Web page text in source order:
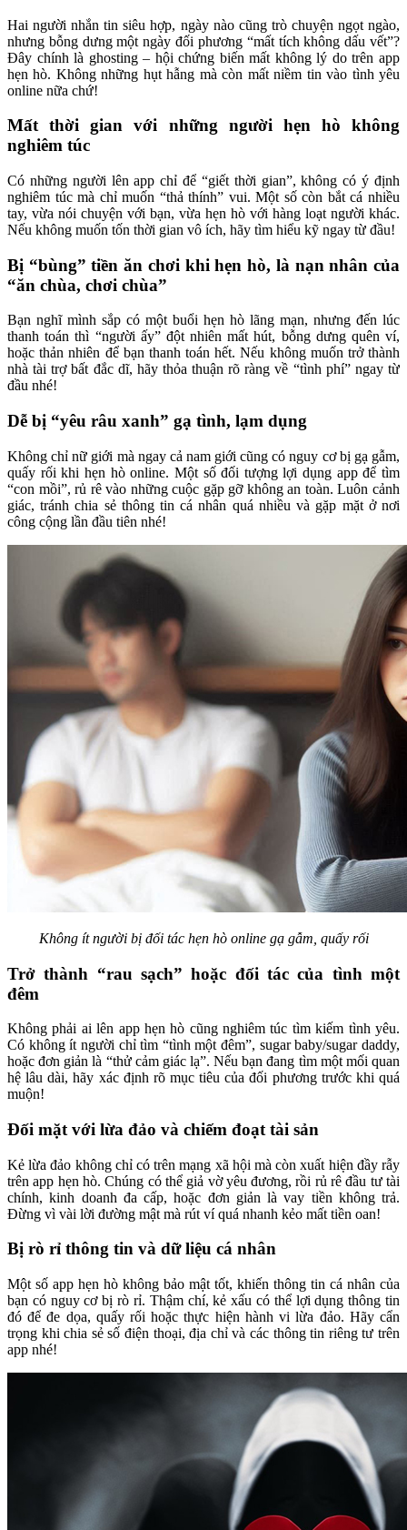
Hai người nhắn tin siêu hợp, ngày nào cũng trò chuyện ngọt ngào,
nhưng bỗng dưng một ngày đối phương “mất tích không dấu vết”?
Đây chính là ghosting – hội chứng biến mất không lý do trên app
hẹn hò. Không những hụt hẫng mà còn mất niềm tin vào tình yêu
online nữa chứ!
Mất thời gian với những người hẹn hò không
nghiêm túc
Có những người lên app chỉ để “giết thời gian”, không có ý định
nghiêm túc mà chỉ muốn “thả thính” vui. Một số còn bắt cá nhiều
tay, vừa nói chuyện với bạn, vừa hẹn hò với hàng loạt người khác.
Nếu không muốn tốn thời gian vô ích, hãy tìm hiểu kỹ ngay từ đầu!
Bị “bùng” tiền ăn chơi khi hẹn hò, là nạn nhân của
“ăn chùa, chơi chùa”
Bạn nghĩ mình sắp có một buổi hẹn hò lãng mạn, nhưng đến lúc
thanh toán thì “người ấy” đột nhiên mất hút, bỗng dưng quên ví,
hoặc thản nhiên để bạn thanh toán hết. Nếu không muốn trở thành
nhà tài trợ bất đắc dĩ, hãy thỏa thuận rõ ràng về “tình phí” ngay từ
đầu nhé!
Dễ bị “yêu râu xanh” gạ tình, lạm dụng
Không chỉ nữ giới mà ngay cả nam giới cũng có nguy cơ bị gạ gẫm,
quấy rối khi hẹn hò online. Một số đối tượng lợi dụng app để tìm
“con mồi”, rủ rê vào những cuộc gặp gỡ không an toàn. Luôn cảnh
giác, tránh chia sẻ thông tin cá nhân quá nhiều và gặp mặt ở nơi
công cộng lần đầu tiên nhé!
Không ít người bị đối tác hẹn hò online gạ gẫm, quấy rối
Trở thành “rau sạch” hoặc đối tác của tình một
đêm
Không phải ai lên app hẹn hò cũng nghiêm túc tìm kiếm tình yêu.
Có không ít người chỉ tìm “tình một đêm”, sugar baby/sugar daddy,
hoặc đơn giản là “thử cảm giác lạ”. Nếu bạn đang tìm một mối quan
hệ lâu dài, hãy xác định rõ mục tiêu của đối phương trước khi quá
muộn!
Đối mặt với lừa đảo và chiếm đoạt tài sản
Kẻ lừa đảo không chỉ có trên mạng xã hội mà còn xuất hiện đầy rẫy
trên app hẹn hò. Chúng có thể giả vờ yêu đương, rồi rủ rê đầu tư tài
chính, kinh doanh đa cấp, hoặc đơn giản là vay tiền không trả.
Đừng vì vài lời đường mật mà rút ví quá nhanh kẻo mất tiền oan!
Bị rò rỉ thông tin và dữ liệu cá nhân
Một số app hẹn hò không bảo mật tốt, khiến thông tin cá nhân của
bạn có nguy cơ bị rò rỉ. Thậm chí, kẻ xấu có thể lợi dụng thông tin
đó để đe dọa, quấy rối hoặc thực hiện hành vi lừa đảo. Hãy cẩn
trọng khi chia sẻ số điện thoại, địa chỉ và các thông tin riêng tư trên
app nhé!